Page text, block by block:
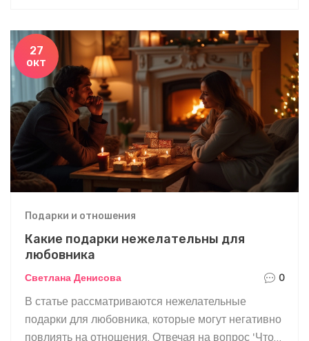
подойдут для любого вкуса и предпочтений, от
классических до нестандартных решений.
Узнайте, как настроение, атмосфера и уделенное
внимание могут стать самыми ценными
подарками. Наслаждайтесь нашими полезными
советами, которые помогут сделать правильный
27
окт
Подарки и отношения
Какие подарки нежелательны для
любовника
Светлана Денисова 0
В статье рассматриваются нежелательные
подарки для любовника, которые могут негативно
повлиять на отношения. Отвечая на вопрос 'Что